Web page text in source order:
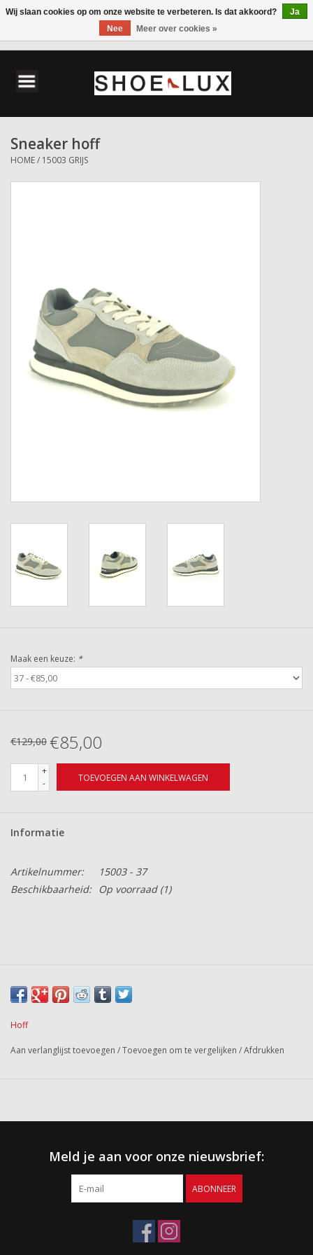
Herenschoenen
Accessoires
Sneaker hoff
HOME/ 15003 GRIJS
Maak een keuze: *
€129,00 €85,00
+
-
TOEVOEGEN AAN WINKELWAGEN
Informatie
Artikelnummer:
15003 - 37
Beschikbaarheid:
Op voorraad(1)
Hoff
Aan verlanglijst toevoegen /Toevoegen om te vergelijken /Afdrukken
Meld je aan voor onze nieuwsbrief:
ABONNEER
Wij slaan cookies op om onze website te verbeteren. Is dat akkoord?
Ja
Nee
Meer over cookies »